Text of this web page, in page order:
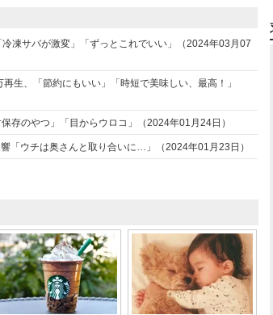
凍サバが激変」「ずっとこれでいい」（2024年03月07
生、「節約にもいい」「時短で美味しい、最高！」
存のやつ」「目からウロコ」（2024年01月24日）
「ウチは奥さんと取り合いに…」（2024年01月23日）